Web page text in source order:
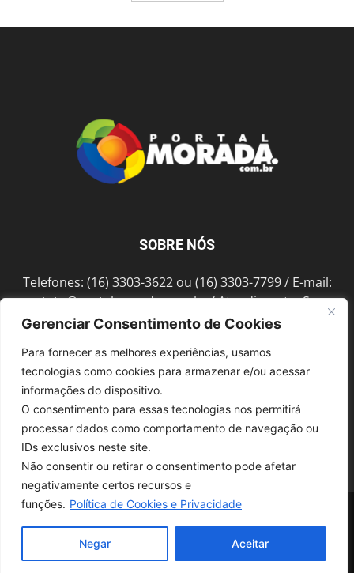
Gerenciar Consentimento de Cookies
Para fornecer as melhores experiências, usamos
tecnologias como cookies para armazenar e/ou acessar
informações do dispositivo.
O consentimento para essas tecnologias nos permitirá
processar dados como comportamento de navegação ou
IDs exclusivos neste site.
Não consentir ou retirar o consentimento pode afetar
negativamente certos recursos e
funções. Política de Cookies e Privacidade
Negar Aceitar
SOBRE NÓS
Telefones: (16) 3303-3622 ou (16) 3303-7799 / E-mail:
contato@portalmorada.com.br/ Atendimento: Seg a
Sex das 8h às 18h / Endereço: Av. Bento de Abreu, 889
SIGA-NOS
© 1997-2022, GRUPO ROBERTO MONTORO É proibida a reprodução do
conteúdo em qualquer meio de comunicação, eletrônico ou impresso,
Desenvolvido pelaSoloWeb.com.br